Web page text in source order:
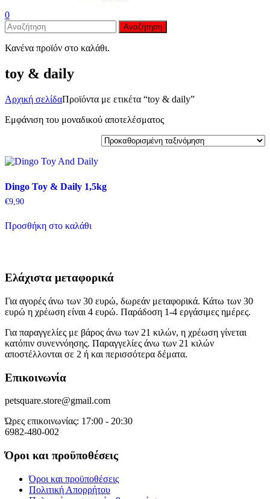
0
Αναζήτηση
Κανένα προϊόν στο καλάθι.
toy & daily
Αρχική σελίδαΠροϊόντα με ετικέτα “toy & daily”
Εμφάνιση του μοναδικού αποτελέσματος
Dingo Toy & Daily 1,5kg
€9,90
Προσθήκη στο καλάθι
Ελάχιστα μεταφορικά
Για αγορές άνω των 30 ευρώ, δωρεάν μεταφορικά. Κάτω των 30
ευρώ η χρέωση είναι 4 ευρώ. Παράδοση 1-4 εργάσιμες ημέρες.
Για παραγγελίες με βάρος άνω των 21 κιλών, η χρέωση γίνεται
κατόπιν συνεννόησης. Παραγγελίες άνω των 21 κιλών
αποστέλλονται σε 2 ή και περισσότερα δέματα.
Επικοινωνία
petsquare.store@gmail.com
Ώρες επικοινωνίας: 17:00 - 20:30
6982-480-002
Όροι και προϋποθέσεις
Όροι και προϋποθέσεις
Πολιτική Απορρήτου